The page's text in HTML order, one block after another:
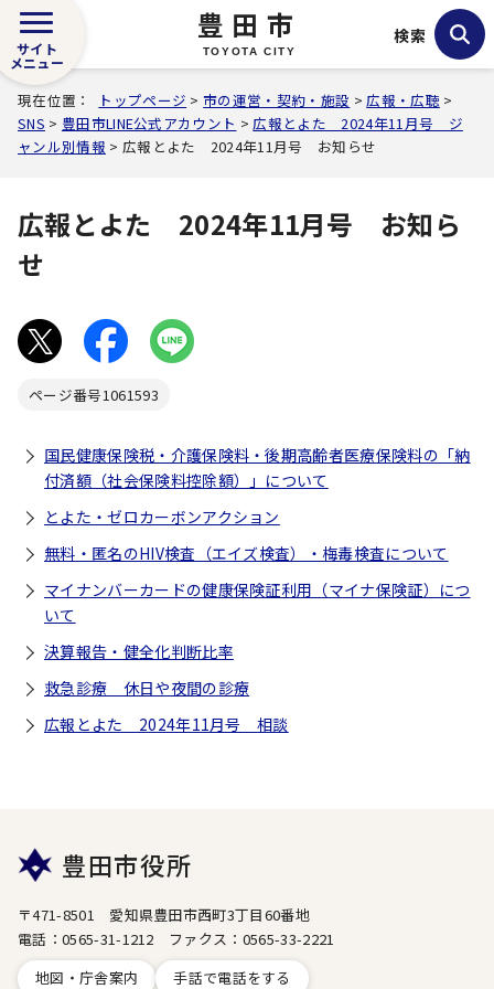
豊田市
TOYOTA CITY
サイト
メニュー
検索
現在位置： トップページ >市の運営・契約・施設 >広報・広聴 >
SNS > 豊田市LINE公式アカウント >広報とよた 2024年11月号 ジ
ャンル別情報 > 広報とよた 2024年11月号 お知らせ
広報とよた 2024年11月号 お知ら
せ
ページ番号1061593
国民健康保険税・介護保険料・後期高齢者医療保険料の「納
付済額（社会保険料控除額）」について
とよた・ゼロカーボンアクション
無料・匿名のHIV検査（エイズ検査）・梅毒検査について
マイナンバーカードの健康保険証利用（マイナ保険証）につ
いて
決算報告・健全化判断比率
救急診療 休日や夜間の診療
広報とよた 2024年11月号 相談
豊田市役所
〒471-8501 愛知県豊田市西町3丁目60番地
電話：0565-31-1212 ファクス：0565-33-2221
地図・庁舎案内
手話で電話をする